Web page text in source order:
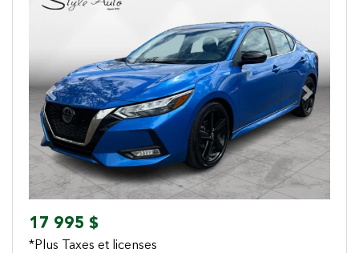
Previous Next
17 995 $
*Plus Taxes et licenses